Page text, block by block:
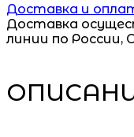
Доставка и
Доставка
линии по России,